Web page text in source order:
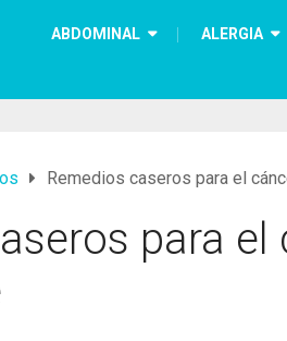
ABDOMINAL ALERGIA
Remedios caseros para el
para el